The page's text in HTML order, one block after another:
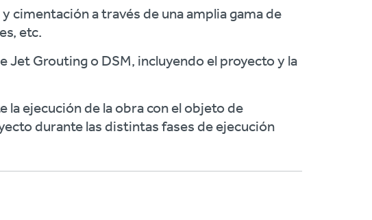
a través de una amplia gama de
etc.
Grouting o DSM, incluyendo el proyecto y la
ejecución de la obra con el objeto de
durante las distintas fases de ejecución